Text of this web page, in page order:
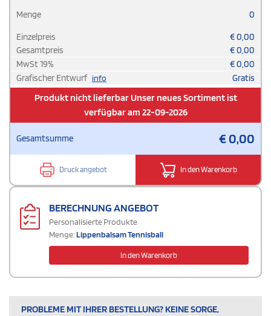
Menge 0
Einzelpreis €0,00
Gesamtpreis
€0,00
MwSt19% €0,00
Grafischer Entwurf info Gratis
Produkt nicht lieferbar Unser neues Sortiment ist
verfügbar am 22-09-2026
Gesamtsumme €0,00
Druck angebot In den Warenkorb
BERECHNUNG ANGEBOT
Personalisierte Produkte
Menge:Lippenbalsam Tennisball
In den Warenkorb
PROBLEME MIT IHRER BESTELLUNG? KEINE SORGE,